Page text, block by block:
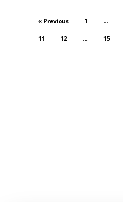
« Previous 1 …
11 12 … 15